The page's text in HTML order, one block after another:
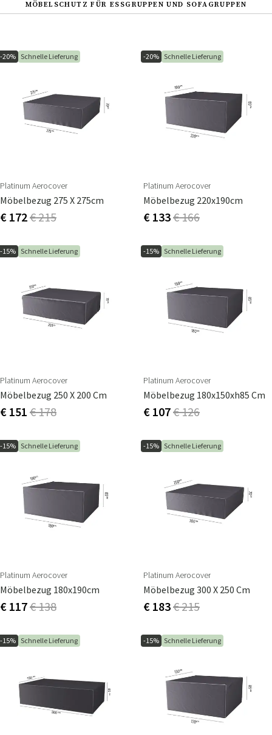
MÖBELSCHUTZ FÜR ESSGRUPPEN UND SOFAGRUPPEN
-20% Schnelle Lieferung
Platinum Aerocover
Möbelbezug 275 X 275cm
€ 172€ 215
-20% Schnelle Lieferung
Platinum Aerocover
Möbelbezug 220x190cm
€ 133€ 166
-15% Schnelle Lieferung
Platinum Aerocover
Möbelbezug 250 X 200 Cm
€ 151 € 178
-15% Schnelle Lieferung
Platinum Aerocover
Möbelbezug 180x150xh85 Cm
€ 107€ 126
-15% Schnelle Lieferung
Platinum Aerocover
Möbelbezug 180x190cm
€ 117€ 138
-15% Schnelle Lieferung
Platinum Aerocover
Möbelbezug 300 X 250 Cm
€ 183€ 215
-15% Schnelle Lieferung -15% Schnelle Lieferung